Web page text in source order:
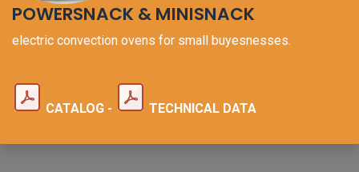
POWERSNACK & MINISNACK
electric convection ovens for small buyesnesses.
CATALOG - TECHNICAL DATA